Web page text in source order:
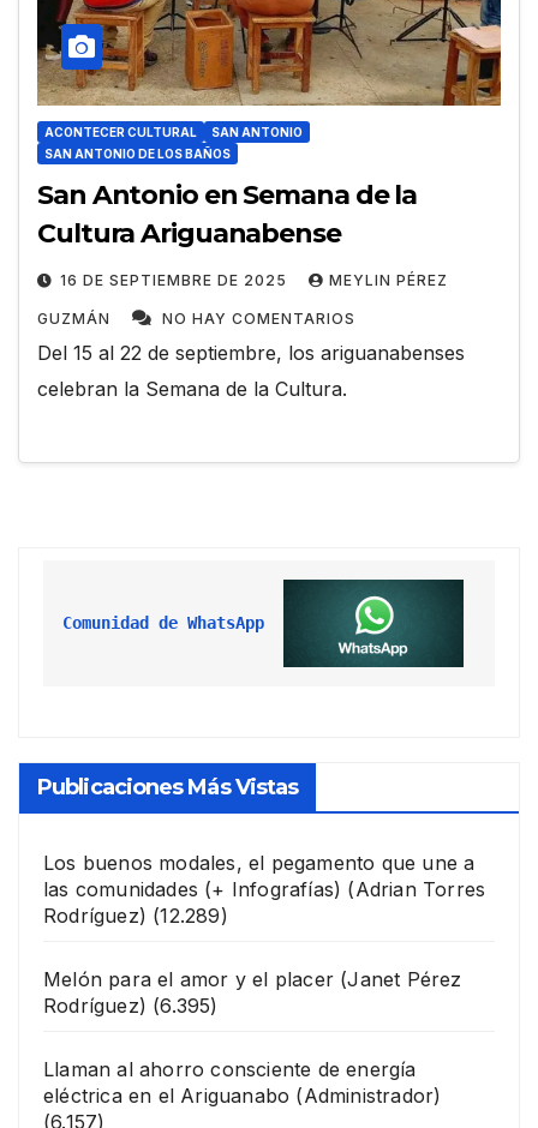
ACONTECER CULTURAL
SAN ANTONIO
SAN ANTONIO DE LOS BAÑOS
San Antonio en Semana de la
Cultura Ariguanabense
16 DE SEPTIEMBRE DE 2025 MEYLIN PÉREZ
GUZMÁN NO HAY COMENTARIOS
Del 15 al 22 de septiembre, los ariguanabenses
celebran la Semana de la Cultura.
Comunidad de WhatsApp
Publicaciones Más Vistas
Los buenos modales, el pegamento que une a
las comunidades (+ Infografías) (Adrian Torres
Rodríguez) (12.289)
Melón para el amor y el placer (Janet Pérez
Rodríguez) (6.395)
Llaman al ahorro consciente de energía
eléctrica en el Ariguanabo (Administrador)
(6.157)